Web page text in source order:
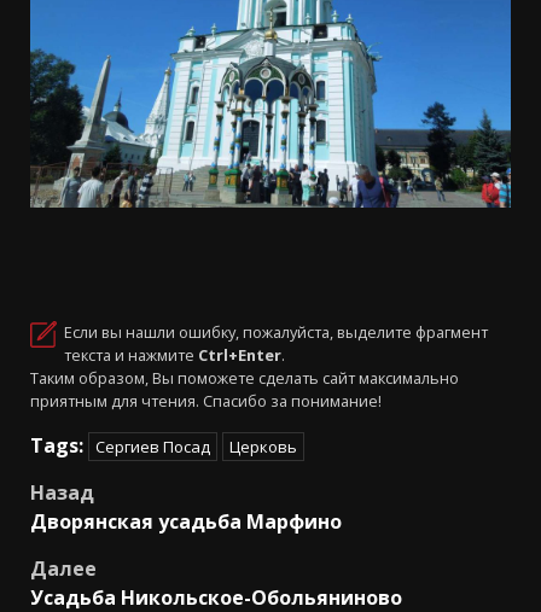
Если вы нашли ошибку, пожалуйста, выделите фрагмент
текста и нажмите Ctrl+Enter.
Таким образом, Вы поможете сделать сайт максимально
приятным для чтения. Спасибо за понимание!
Tags: Сергиев Посад Церковь
Навигация
записи
Назад
Дворянская усадьба Марфино
Далее
Усадьба Никольское-Обольяниново